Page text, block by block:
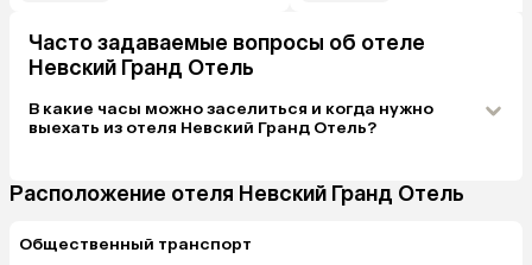
Часто задаваемые вопросы об отеле
Невский Гранд Отель
В какие часы можно заселиться и когда нужно
выехать из отеля Невский Гранд Отель?
Расположение отеля Невский Гранд Отель
Общественный транспорт